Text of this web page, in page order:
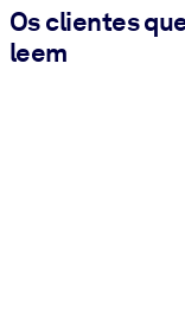
Os clientes
leem